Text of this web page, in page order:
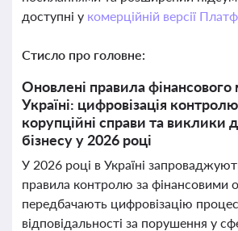
доступні у комерційній версії
Стисло про головне:
Оновлені правила фінансового
Україні: цифровізація
корупційні справи та виклики
бізнесу у 2026 році
У 2026 році в Україні
правила контролю за фінансовими
передбачають цифровізацію
відповідальності за порушення у